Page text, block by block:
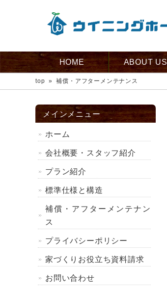
HOME ABOUT US
top »補償・アフターメンテナンス
メインメニュー
ホーム
会社概要・スタッフ紹介
プラン紹介
標準仕様と構造
補償・アフターメンテナン
ス
プライバシーポリシー
家づくりお役立ち資料請求
お問い合わせ